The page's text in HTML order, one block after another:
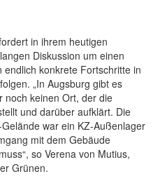
in ihrem heutigen
Diskussion um einen
konkrete Fortschritte in
„In Augsburg gibt es
noch keinen Ort, der die
und darüber aufklärt. Die
war ein KZ-Außenlager
mit dem Gebäude
so Verena von Mutius,
Grünen.